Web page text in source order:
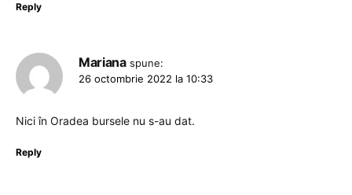
Reply
Mariana spune:
26 octombrie 2022 la 10:33
Nici în Oradea bursele nu s-au dat.
Reply